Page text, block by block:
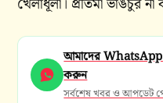
আমাদের
করুন
সর্বশেষ খবর ও আপডেট